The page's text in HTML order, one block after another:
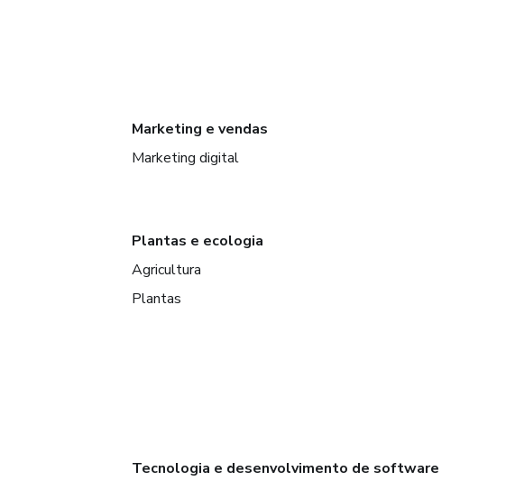
Marketing e vendas
Marketing digital
Plantas e ecologia
Agricultura
Plantas
Tecnologia e desenvolvimento de software